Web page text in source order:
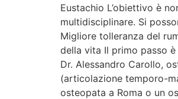
Eustachio L’obiettivo è
multidisciplinare. Si
Migliore tolleranza del
della vita Il primo passo
Dr. Alessandro Carollo,
(articolazione temporo-
osteopata a Roma o un